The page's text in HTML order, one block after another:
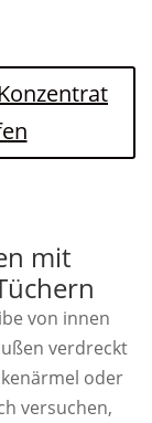
mit
von innen
verdreckt
oder
versuchen,